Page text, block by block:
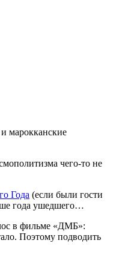
марокканские
чего-то не
Года (если были гости
года ушедшего…
в фильме «ДМБ»:
Поэтому подводить